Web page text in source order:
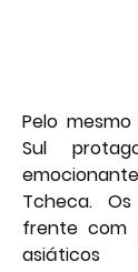
Pelo
Sul
Tcheca.
frente com